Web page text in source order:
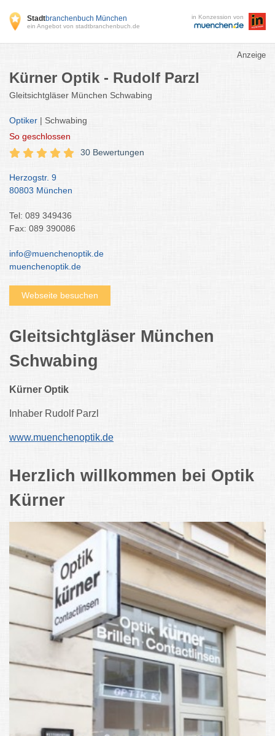
Stadtbranchenbuch München
ein Angebot von stadtbranchenbuch.de
in Konzession von
Anzeige
Kürner Optik - Rudolf Parzl
Gleitsichtgläser München Schwabing
Optiker | Schwabing
So geschlossen
30 Bewertungen
Herzogstr. 9
80803 München
Tel: 089 349436
Fax: 089 390086
info@muenchenoptik.de
muenchenoptik.de
Webseite besuchen
Gleitsichtgläser München
Schwabing
Kürner Optik
Inhaber Rudolf Parzl
www.muenchenoptik.de
Herzlich willkommen bei Optik
Kürner